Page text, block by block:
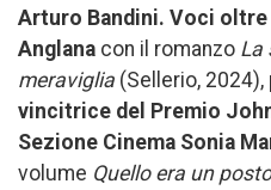
Arturo Bandini. Voci oltre
Anglana con il romanzo La
meraviglia (Sellerio, 2024),
vincitrice del Premio
Sezione Cinema Sonia
volume Quello era un